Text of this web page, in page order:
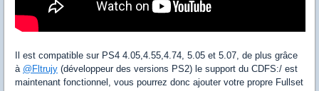
Il est compatible sur PS4 4.05,4.55,4.74, 5.05 et 5.07, de plus grâce
à @Fltrujy (développeur des versions PS2) le support du CDFS:/ est
maintenant fonctionnel, vous pourrez donc ajouter votre propre Fullset